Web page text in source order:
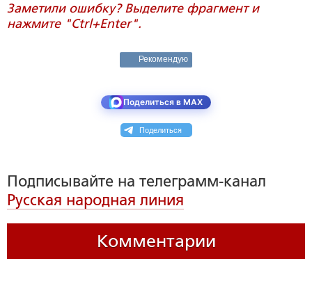
Заметили ошибку? Выделите фрагмент и
нажмите "Ctrl+Enter".
Рекомендую
Поделиться в MAX
Поделиться
Подписывайте на телеграмм-канал
Русская народная линия
Комментарии